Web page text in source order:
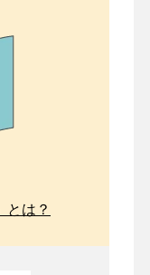
とは？